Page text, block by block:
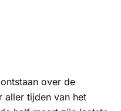
over de
aller tijden van het